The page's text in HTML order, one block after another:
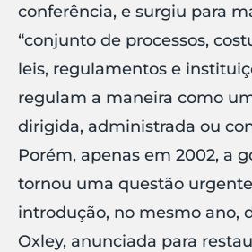
conferência, e surgiu para
“conjunto de processos,
leis, regulamentos e
regulam a maneira como
dirigida, administrada ou
Porém, apenas em 2002, a
tornou uma questão
introdução, no mesmo ano,
Oxley, anunciada para